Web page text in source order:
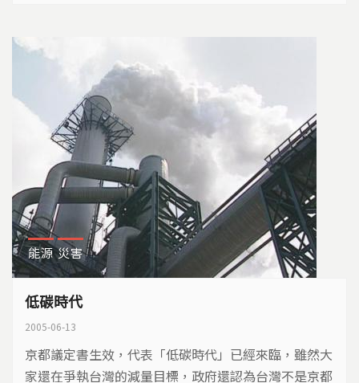
能源 災害
低碳時代
2005-06-13
京都議定書生效，代表「低碳時代」已經來臨，雖然大
家還在爭執台灣的減量目標，政府還認為台灣不是京都